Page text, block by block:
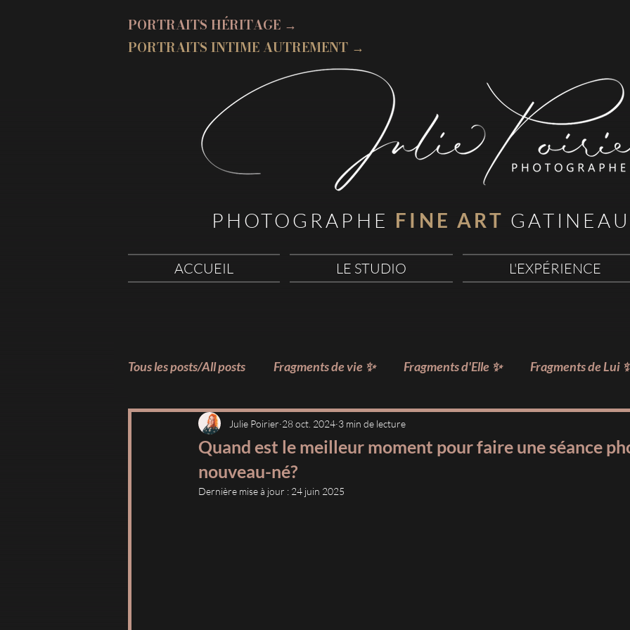
PORTRAITS HÉRITAGE →
PORTRAITS INTIME AUTREMENT →
PHOTOGRAPHE FINE ART
ACCUEIL LE STUDIO L'EXPÉRIENCE
Tous les posts/All posts Fragments de vie ✨ Fragments d'Elle ✨ Fragments de Lui
Fragments d'Émotions ✨ Boudoir Maternité
Fragments des Coulisses
Quand est le meilleur moment pour faire une séance
nouveau-né?
Julie Poirier 28 oct. 2024 3 min de lecture
Dernière mise à jour : 24 juin 2025